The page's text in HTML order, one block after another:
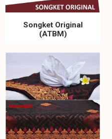
Songket Original
(ATBM)